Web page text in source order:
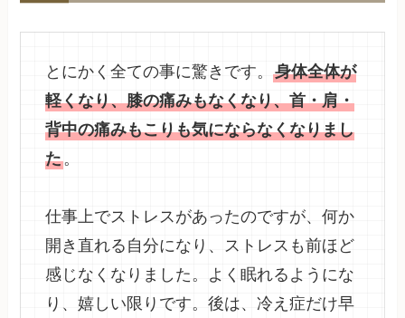
とにかく全ての事に驚きです。身体全体が
軽くなり、膝の痛みもなくなり、首・肩・
背中の痛みもこりも気にならなくなりまし
た。
仕事上でストレスがあったのですが、何か
開き直れる自分になり、ストレスも前ほど
感じなくなりました。よく眠れるようにな
り、嬉しい限りです。後は、冷え症だけ早